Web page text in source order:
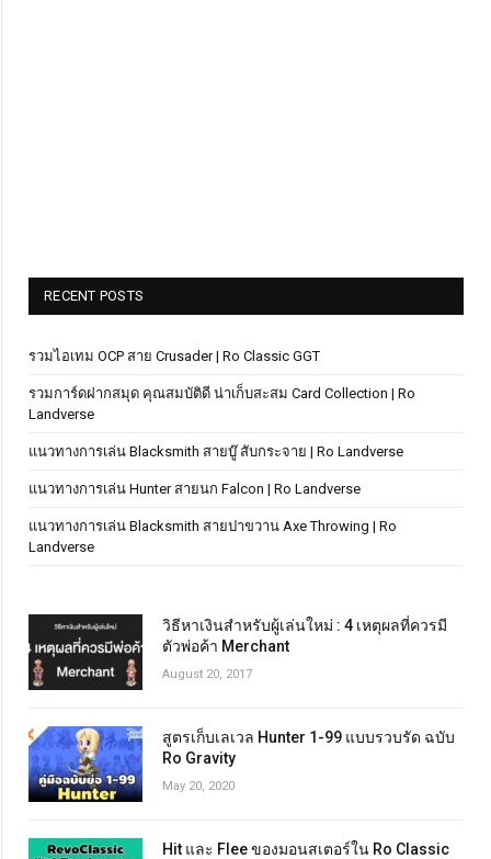
RECENT POSTS
รวมไอเทม OCP สาย Crusader | Ro Classic GGT
รวมการ์ดฝากสมุด คุณสมบัติดี น่าเก็บสะสม Card Collection | Ro
Landverse
แนวทางการเล่น Blacksmith สายบู๊ สับกระจาย | Ro Landverse
แนวทางการเล่น Hunter สายนก Falcon | Ro Landverse
แนวทางการเล่น Blacksmith สายปาขวาน Axe Throwing | Ro
Landverse
วิธีหาเงินสำหรับผู้เล่นใหม่ : 4 เหตุผลที่ควรมี
ตัวพ่อค้า Merchant
August 20, 2017
สูตรเก็บเลเวล Hunter 1-99 แบบรวบรัด ฉบับ
Ro Gravity
May 20, 2020
Hit และ Flee ของมอนสเตอร์ใน Ro Classic